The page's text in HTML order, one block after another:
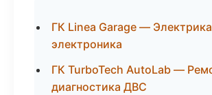
ГК Linea Garage —
электроника
ГК TurboTech AutoLab —
диагностика ДВС